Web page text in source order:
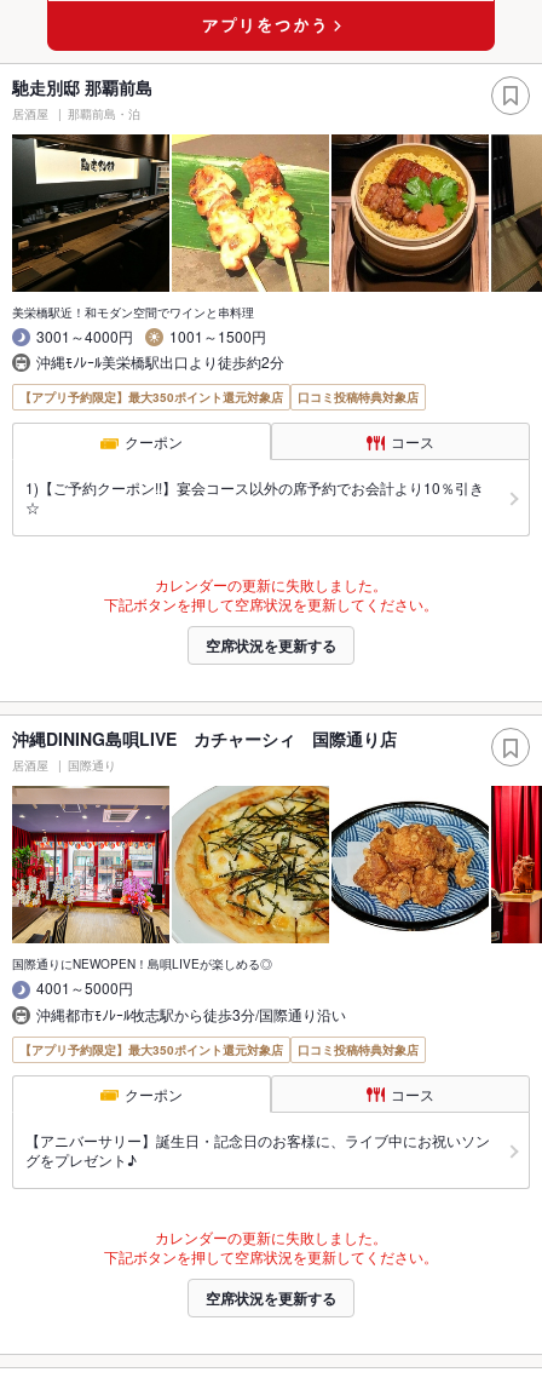
馳走別邸 那覇前島
居酒屋 那覇前島・泊
美栄橋駅近！和モダン空間でワインと串料理
3001～4000円
1001～1500円
沖縄ﾓﾉﾚｰﾙ美栄橋駅出口より徒歩約2分
【アプリ予約限定】最大350ポイント還元対象店 口コミ投稿特典対象店
クーポン コース
1)【ご予約クーポン!!】宴会コース以外の席予約でお会計より10％引き
☆
カレンダーの更新に失敗しました。
下記ボタンを押して空席状況を更新してください。
空席状況を更新する
沖縄DINING島唄LIVE カチャーシィ 国際通り店
居酒屋 国際通り
国際通りにNEWOPEN！島唄LIVEが楽しめる◎
4001～5000円
沖縄都市ﾓﾉﾚｰﾙ牧志駅から徒歩3分/国際通り沿い
【アプリ予約限定】最大350ポイント還元対象店 口コミ投稿特典対象店
クーポン コース
【アニバーサリー】誕生日・記念日のお客様に、ライブ中にお祝いソン
グをプレゼント♪
カレンダーの更新に失敗しました。
下記ボタンを押して空席状況を更新してください。
空席状況を更新する